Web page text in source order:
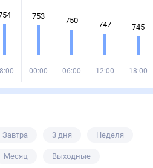
753
00:00
750
06:00
747
12:00
745
18:00
Завтра 3 дня Неделя
Месяц Выходные